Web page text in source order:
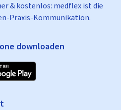
& kostenlos: medflex ist die
Praxis-Kommunikation.
downloaden